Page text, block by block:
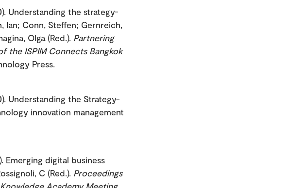
Understanding the strategy-
Ian; Conn, Steffen; Gernreich,
Olga (Red.). Partnering
the ISPIM Connects Bangkok
Press.
Understanding the Strategy-
innovation management
Emerging digital business
C (Red.). Proceedings